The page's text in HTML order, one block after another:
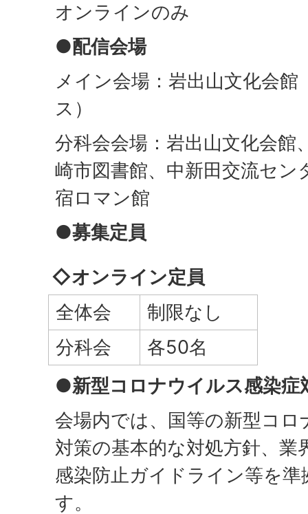
オンラインのみ
●配信会場
メイン会場：岩出山文化会館
ス）
分科会会場：岩出山文化会館
崎市図書館、中新田交流セン
宿ロマン館
●募集定員
◇オンライン定員
全体会
制限なし
分科会
各50名
●新型コロナウイルス感染症
会場内では、国等の新型コ
対策の基本的な対処方針、業
感染防止ガイドライン等を
す。